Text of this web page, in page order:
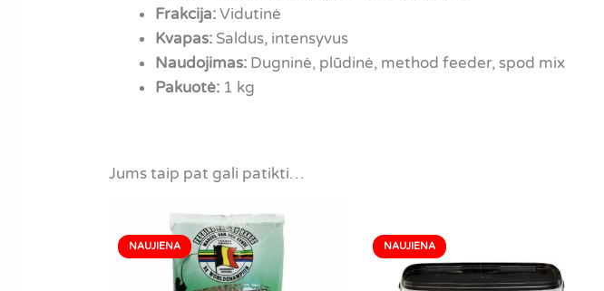
Frakcija:Vidutinė
Kvapas: Saldus, intensyvus
Naudojimas: Dugninė, plūdinė, method feeder, spod mix
Pakuotė: 1 kg
Jums taip pat gali patikti…